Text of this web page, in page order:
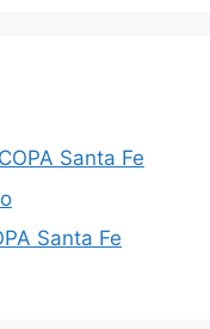
Santa Fe
Santa Fe